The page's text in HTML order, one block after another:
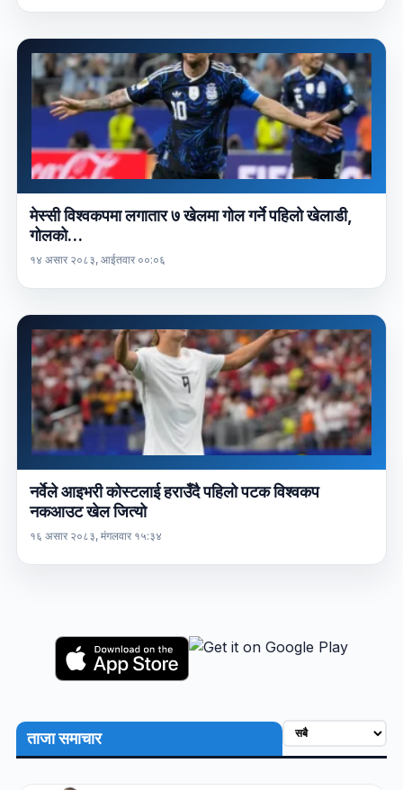
मेस्सी विश्वकपमा लगातार ७ खेलमा गोल गर्ने पहिलो खेलाडी,
गोलको…
१४ असार २०८३, आईतवार ००:०६
नर्वेले आइभरी कोस्टलाई हराउँदै पहिलो पटक विश्वकप
नकआउट खेल जित्यो
१६ असार २०८३, मंगलवार १५:३४
ताजा समाचार